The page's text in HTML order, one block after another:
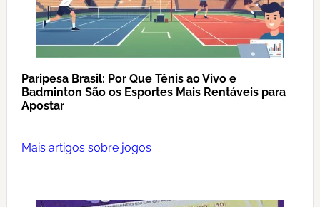
Paripesa Brasil: Por Que Tênis ao Vivo e
Badminton São os Esportes Mais Rentáveis para
Apostar
Mais artigos sobre jogos